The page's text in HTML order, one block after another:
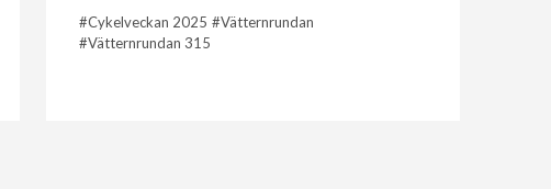
Cykelveckan 2025
Vätternrundan
Vätternrundan 315